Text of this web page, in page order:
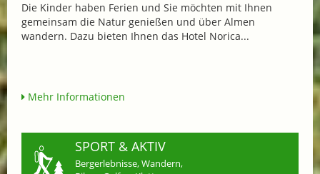
Die Kinder haben Ferien und Sie möchten mit Ihnen
gemeinsam die Natur genießen und über Almen
wandern. Dazu bieten Ihnen das Hotel Norica...
Mehr Informationen
SPORT & AKTIV
Bergerlebnisse, Wandern,